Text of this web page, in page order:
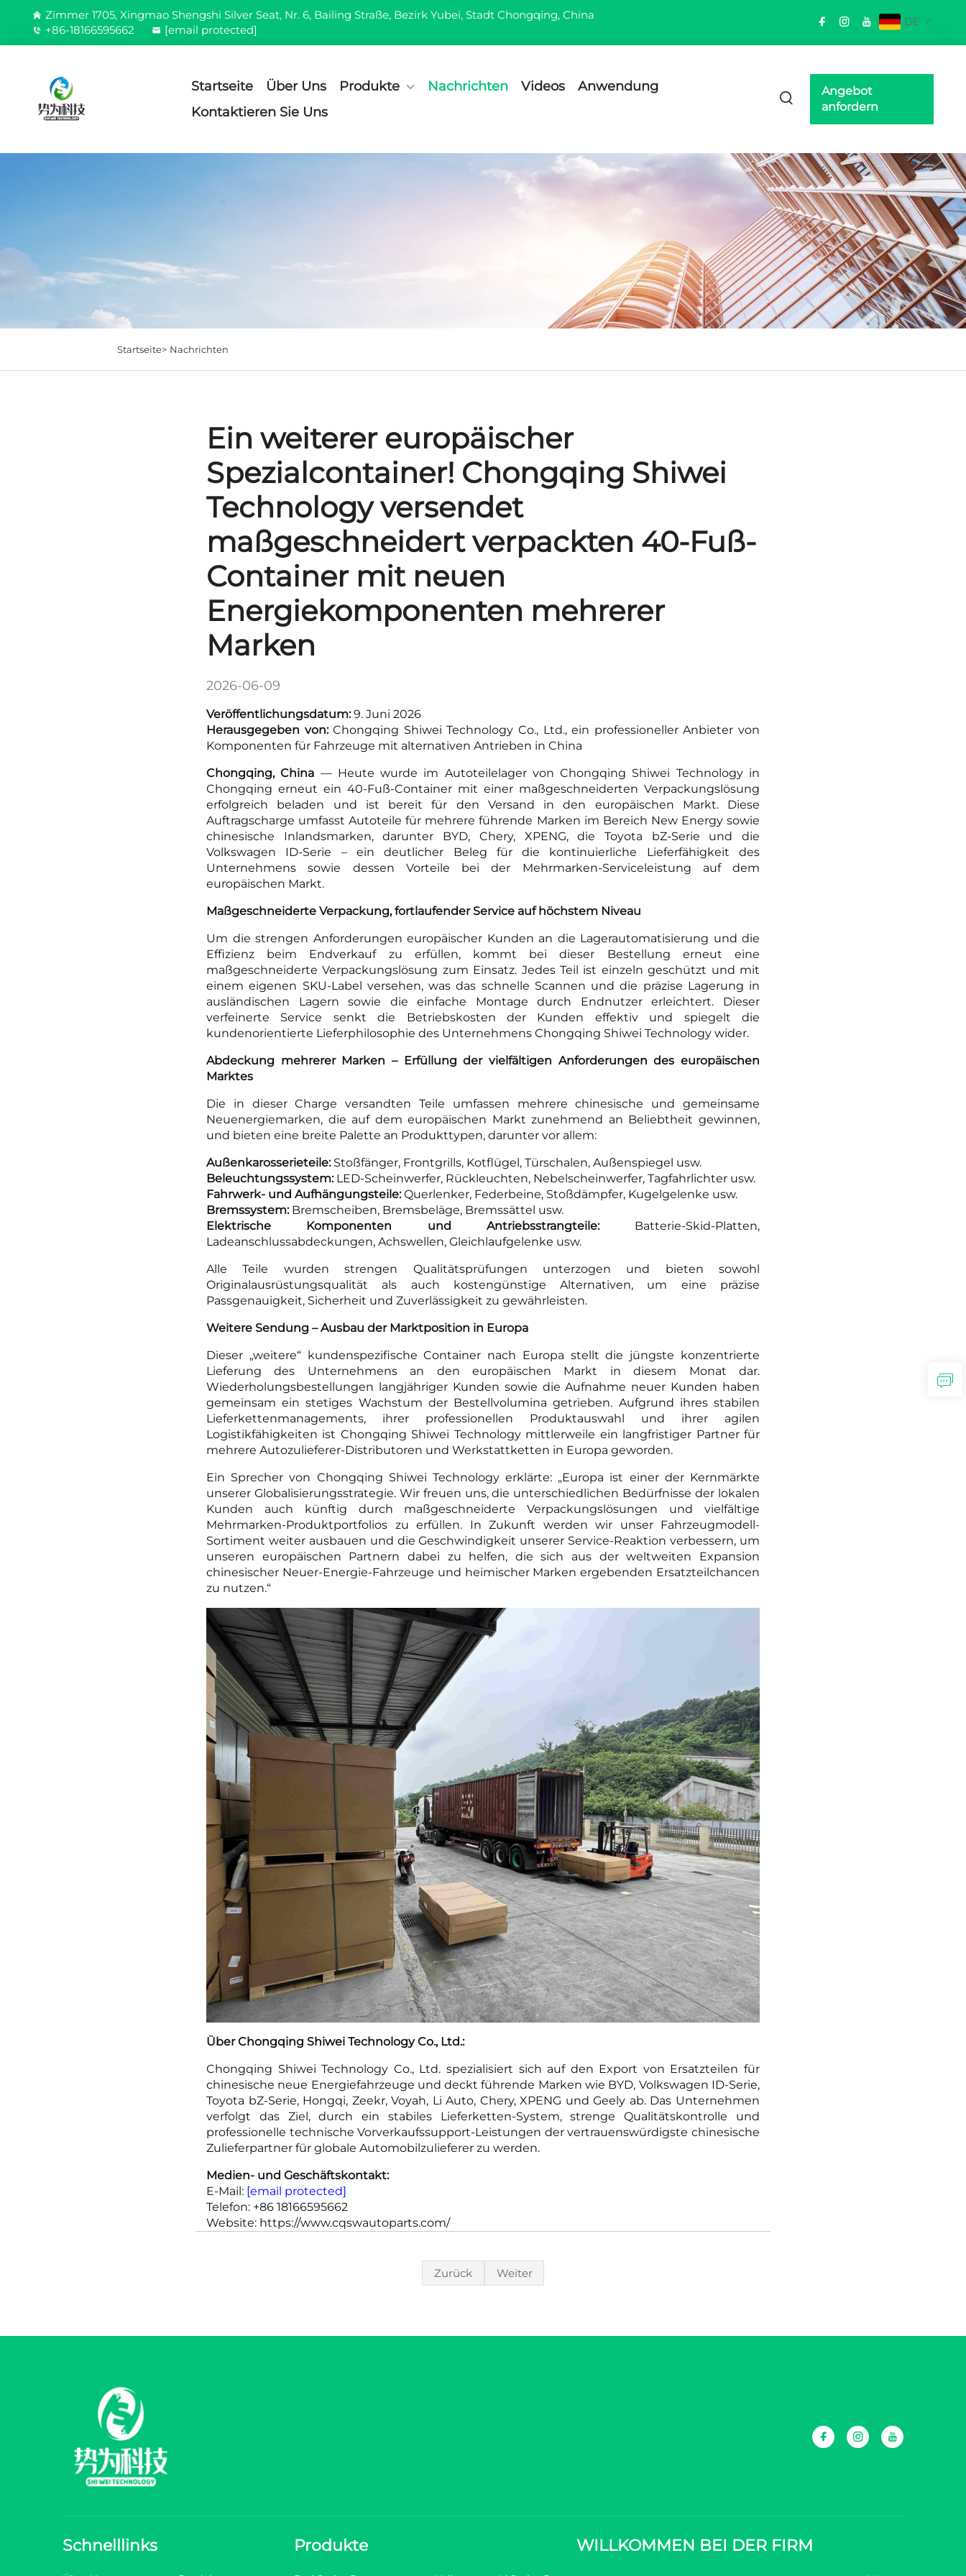
Zimmer 1705, Xingmao Shengshi Silver Seat, Nr. 6, Bailing Straße, Bezirk Yubei, Stadt Chongqing, China
+86-18166595662
[email protected]
DE
Startseite Über Uns Produkte Nachrichten Videos
Anwendung
Kontaktieren Sie Uns
Angebot
anfordern
Startseite> Nachrichten
Ein weiterer europäischer
Spezialcontainer! Chongqing Shiwei
Technology versendet
maßgeschneidert verpackten 40-Fuß-
Container mit neuen
Energiekomponenten mehrerer
Marken
2026-06-09
Veröffentlichungsdatum:9. Juni 2026
Herausgegeben von:Chongqing Shiwei Technology Co., Ltd., ein professioneller Anbieter von
Komponenten für Fahrzeuge mit alternativen Antrieben in China
Chongqing, China — Heute wurde im Autoteilelager von Chongqing Shiwei Technology in
Chongqing erneut ein 40-Fuß-Container mit einer maßgeschneiderten Verpackungslösung
erfolgreich beladen und ist bereit für den Versand in den europäischen Markt. Diese
Auftragscharge umfasst Autoteile für mehrere führende Marken im Bereich New Energy sowie
chinesische Inlandsmarken, darunter BYD, Chery, XPENG, die Toyota bZ-Serie und die
Volkswagen ID-Serie – ein deutlicher Beleg für die kontinuierliche Lieferfähigkeit des
Unternehmens sowie dessen Vorteile bei der Mehrmarken-Serviceleistung auf dem
europäischen Markt.
Maßgeschneiderte Verpackung, fortlaufender Service auf höchstem Niveau
Um die strengen Anforderungen europäischer Kunden an die Lagerautomatisierung und die
Effizienz beim Endverkauf zu erfüllen, kommt bei dieser Bestellung erneut eine
maßgeschneiderte Verpackungslösung zum Einsatz. Jedes Teil ist einzeln geschützt und mit
einem eigenen SKU-Label versehen, was das schnelle Scannen und die präzise Lagerung in
ausländischen Lagern sowie die einfache Montage durch Endnutzer erleichtert. Dieser
verfeinerte Service senkt die Betriebskosten der Kunden effektiv und spiegelt die
kundenorientierte Lieferphilosophie des Unternehmens Chongqing Shiwei Technology wider.
Abdeckung mehrerer Marken – Erfüllung der vielfältigen Anforderungen des europäischen
Marktes
Die in dieser Charge versandten Teile umfassen mehrere chinesische und gemeinsame
Neuenergiemarken, die auf dem europäischen Markt zunehmend an Beliebtheit gewinnen,
und bieten eine breite Palette an Produkttypen, darunter vor allem:
Außenkarosserieteile: Stoßfänger, Frontgrills, Kotflügel, Türschalen, Außenspiegel usw.
Beleuchtungssystem: LED-Scheinwerfer, Rückleuchten, Nebelscheinwerfer, Tagfahrlichter usw.
Fahrwerk- und Aufhängungsteile:Querlenker, Federbeine, Stoßdämpfer, Kugelgelenke usw.
Bremssystem: Bremscheiben, Bremsbeläge, Bremssättel usw.
Elektrische Komponenten und Antriebsstrangteile: Batterie-Skid-Platten,
Ladeanschlussabdeckungen, Achswellen, Gleichlaufgelenke usw.
Alle Teile wurden strengen Qualitätsprüfungen unterzogen und bieten sowohl
Originalausrüstungsqualität als auch kostengünstige Alternativen, um eine präzise
Passgenauigkeit, Sicherheit und Zuverlässigkeit zu gewährleisten.
Weitere Sendung – Ausbau der Marktposition in Europa
Dieser „weitere“ kundenspezifische Container nach Europa stellt die jüngste konzentrierte
Lieferung des Unternehmens an den europäischen Markt in diesem Monat dar.
Wiederholungsbestellungen langjähriger Kunden sowie die Aufnahme neuer Kunden haben
gemeinsam ein stetiges Wachstum der Bestellvolumina getrieben. Aufgrund ihres stabilen
Lieferkettenmanagements, ihrer professionellen Produktauswahl und ihrer agilen
Logistikfähigkeiten ist Chongqing Shiwei Technology mittlerweile ein langfristiger Partner für
mehrere Autozulieferer-Distributoren und Werkstattketten in Europa geworden.
Ein Sprecher von Chongqing Shiwei Technology erklärte: „Europa ist einer der Kernmärkte
unserer Globalisierungsstrategie. Wir freuen uns, die unterschiedlichen Bedürfnisse der lokalen
Kunden auch künftig durch maßgeschneiderte Verpackungslösungen und vielfältige
Mehrmarken-Produktportfolios zu erfüllen. In Zukunft werden wir unser Fahrzeugmodell-
Sortiment weiter ausbauen und die Geschwindigkeit unserer Service-Reaktion verbessern, um
unseren europäischen Partnern dabei zu helfen, die sich aus der weltweiten Expansion
chinesischer Neuer-Energie-Fahrzeuge und heimischer Marken ergebenden Ersatzteilchancen
zu nutzen.“
Über Chongqing Shiwei Technology Co., Ltd.:
Chongqing Shiwei Technology Co., Ltd. spezialisiert sich auf den Export von Ersatzteilen für
chinesische neue Energiefahrzeuge und deckt führende Marken wie BYD, Volkswagen ID-Serie,
Toyota bZ-Serie, Hongqi, Zeekr, Voyah, Li Auto, Chery, XPENG und Geely ab. Das Unternehmen
verfolgt das Ziel, durch ein stabiles Lieferketten-System, strenge Qualitätskontrolle und
professionelle technische Vorverkaufssupport-Leistungen der vertrauenswürdigste chinesische
Zulieferpartner für globale Automobilzulieferer zu werden.
Medien- und Geschäftskontakt:
E-Mail: [email protected]
Telefon: +86 18166595662
Website: https://www.cqswautoparts.com/
Zurück Weiter
Schnelllinks Produkte WILLKOMMEN BEI DER FIRM